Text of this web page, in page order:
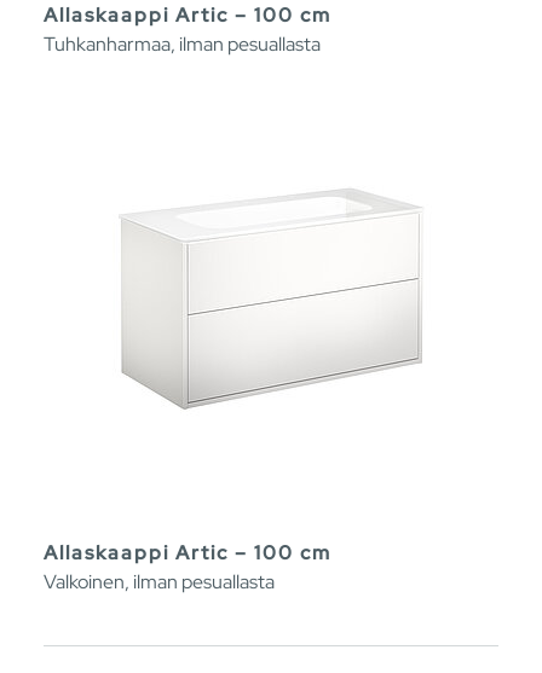
Allaskaappi Artic – 100 cm
Tuhkanharmaa, ilman pesuallasta
Allaskaappi Artic – 100 cm
Valkoinen, ilman pesuallasta